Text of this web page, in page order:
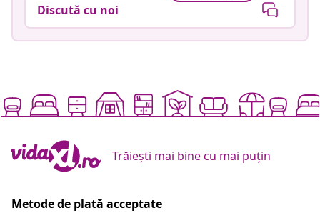
Discută cu noi
Trăiești mai bine cu mai puțin
Metode de plată acceptate